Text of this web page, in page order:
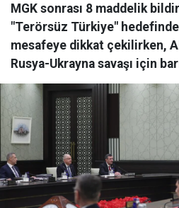
MGK sonrası 8 maddelik
"Terörsüz Türkiye"
mesafeye dikkat çekilirken,
Rusya-Ukrayna savaşı için